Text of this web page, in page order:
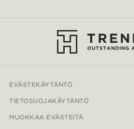
EVÄSTEKÄYTÄNTÖ
TIETOSUOJAKÄYTÄNTÖ
MUOKKAA EVÄSTEITÄ